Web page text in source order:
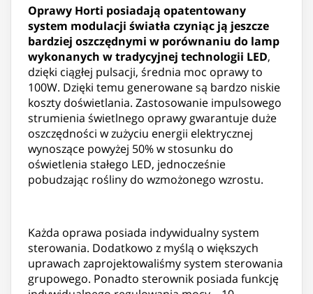
Oprawy Horti posiadają opatentowany
system modulacji światła czyniąc ją jeszcze
bardziej oszczędnymi w porównaniu do lamp
wykonanych w tradycyjnej technologii LED,
dzięki ciągłej pulsacji, średnia moc oprawy to
100W. Dzięki temu generowane są bardzo niskie
koszty doświetlania. Zastosowanie impulsowego
strumienia świetlnego oprawy gwarantuje duże
oszczędności w zużyciu energii elektrycznej
wynoszące powyżej 50% w stosunku do
oświetlenia stałego LED, jednocześnie
pobudzając rośliny do wzmożonego wzrostu.
Każda oprawa posiada indywidualny system
sterowania. Dodatkowo z myślą o większych
uprawach zaprojektowaliśmy system sterowania
grupowego. Ponadto sterownik posiada funkcję